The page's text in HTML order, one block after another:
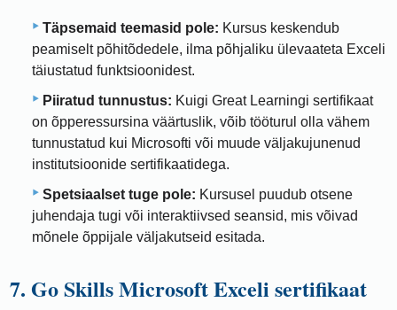
Täpsemaid teemasid pole: Kursus keskendub
peamiselt põhitõdedele, ilma põhjaliku ülevaateta Exceli
täiustatud funktsioonidest.
Piiratud tunnustus: Kuigi Great Learningi sertifikaat
on õpperessursina väärtuslik, võib tööturul olla vähem
tunnustatud kui Microsofti või muude väljakujunenud
institutsioonide sertifikaatidega.
Spetsiaalset tuge pole: Kursusel puudub otsene
juhendaja tugi või interaktiivsed seansid, mis võivad
mõnele õppijale väljakutseid esitada.
7. Go Skills Microsoft Exceli sertifikaat